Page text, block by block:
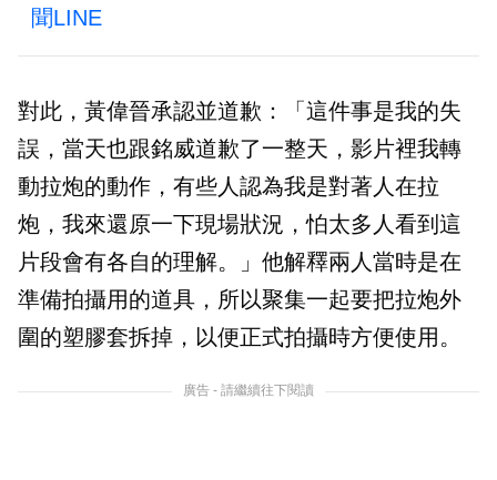
聞LINE
對此，黃偉晉承認並道歉：「這件事是我的失
誤，當天也跟銘威道歉了一整天，影片裡我轉
動拉炮的動作，有些人認為我是對著人在拉
炮，我來還原一下現場狀況，怕太多人看到這
片段會有各自的理解。」他解釋兩人當時是在
準備拍攝用的道具，所以聚集一起要把拉炮外
圍的塑膠套拆掉，以便正式拍攝時方便使用。
廣告 - 請繼續往下閱讀